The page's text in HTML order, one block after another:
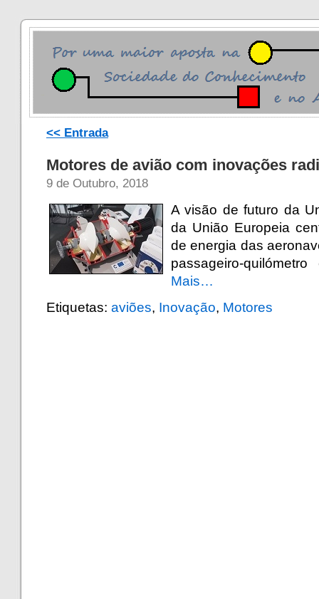
<< Entrada
Motores de avião com inovações
9 de Outubro, 2018
A visão de futuro da
da União Europeia
de energia das
passageiro-
Mais…
Etiquetas: aviões, Inovação, Motores